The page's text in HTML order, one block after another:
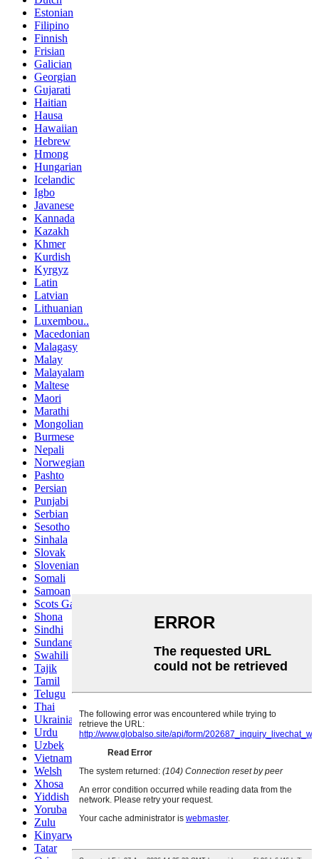
Estonian
Filipino
Finnish
Frisian
Galician
Georgian
Gujarati
Haitian
Hausa
Hawaiian
Hebrew
Hmong
Hungarian
Icelandic
Igbo
Javanese
Kannada
Kazakh
Khmer
Kurdish
Kyrgyz
Latin
Latvian
Lithuanian
Luxembou..
Macedonian
Malagasy
Malay
Malayalam
Maltese
Maori
Marathi
Mongolian
Burmese
Nepali
Norwegian
Pashto
Persian
Punjabi
Serbian
Sesotho
Sinhala
Slovak
Slovenian
Somali
Samoan
Scots Gaelic
Shona
Sindhi
Sundanese
Swahili
Tajik
Tamil
Telugu
Thai
Ukrainian
Urdu
Uzbek
Vietnamese
Welsh
Xhosa
Yiddish
Yoruba
Zulu
Kinyarwanda
Tatar